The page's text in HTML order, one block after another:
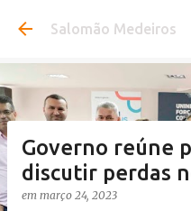
Pular para o
Salomão Medeiros
Governo reúne
discutir perdas
em março 24, 2023